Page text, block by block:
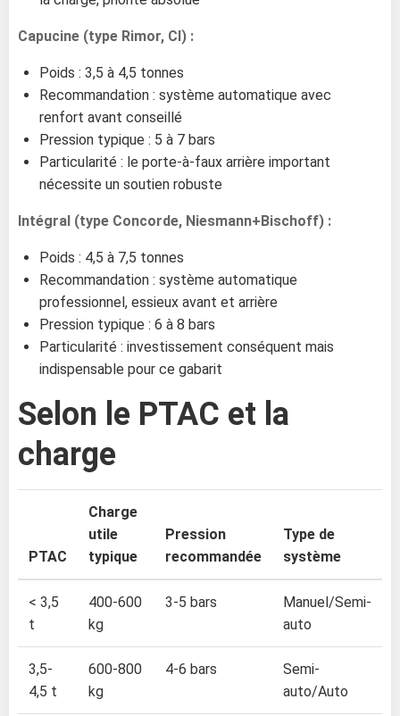
Capucine (type Rimor, CI) :
Poids : 3,5 à 4,5 tonnes
Recommandation : système automatique avec
renfort avant conseillé
Pression typique : 5 à 7 bars
Particularité : le porte-à-faux arrière important
nécessite un soutien robuste
Intégral (type Concorde, Niesmann+Bischoff) :
Poids : 4,5 à 7,5 tonnes
Recommandation : système automatique
professionnel, essieux avant et arrière
Pression typique : 6 à 8 bars
Particularité : investissement conséquent mais
indispensable pour ce gabarit
Selon le PTAC et la
charge
PTAC
Charge
utile
typique
Pression
recommandée
Type de
système
< 3,5
t
400-600
kg
3-5 bars
Manuel/Semi-
auto
3,5-
4,5 t
600-800
kg
4-6 bars
Semi-
auto/Auto